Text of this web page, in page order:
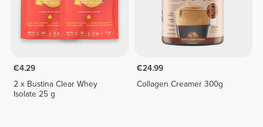
€4.29
2 x Bustina Clear Whey
Isolate 25 g
€24.99
Collagen Creamer 300g